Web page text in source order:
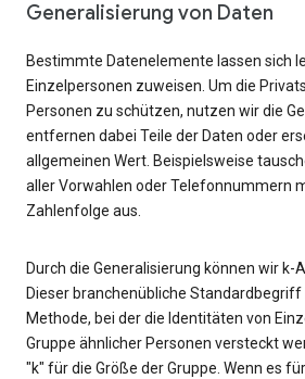
Generalisierung von Daten
Bestimmte Datenelemente lassen sich
Einzelpersonen zuweisen. Um die
Personen zu schützen, nutzen wir die
entfernen dabei Teile der Daten oder
allgemeinen Wert. Beispielsweise
aller Vorwahlen oder Telefonnummern
Zahlenfolge aus.
Durch die Generalisierung können wir
Dieser branchenübliche
Methode, bei der die Identitäten von
Gruppe ähnlicher Personen versteckt
"k" für die Größe der Gruppe. Wenn es